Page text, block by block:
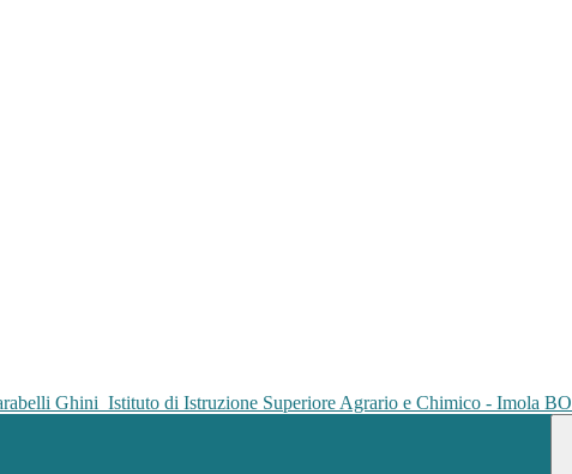
Ghini Istituto di Istruzione Superiore Agrario e Chimico - Imola BO